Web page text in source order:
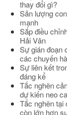
thay đổi gì?
Sản lượng
mạnh
Sắp điều
Hải Vân
Sự gián đoạn
các chuyến
Sự liên kết
đáng kể
Tắc nghẽn
dự kiến neo
Tắc nghẽn tại
còn lớn hơn